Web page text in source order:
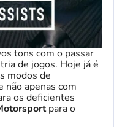
tons com o passar
de jogos. Hoje já é
modos de
não apenas com
os deficientes
para o